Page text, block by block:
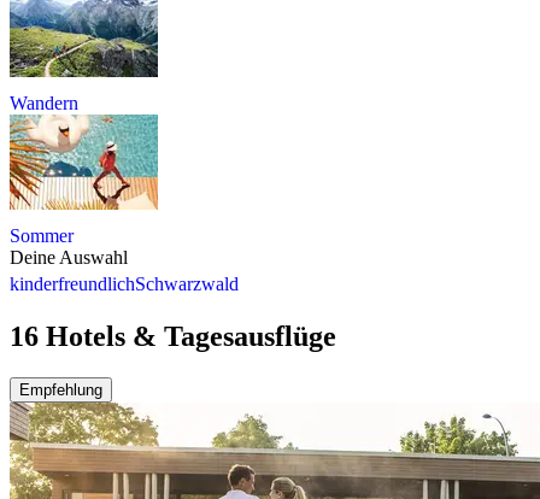
Wandern
Sommer
Deine Auswahl
kinderfreundlichSchwarzwald
16 Hotels & Tagesausflüge
Empfehlung